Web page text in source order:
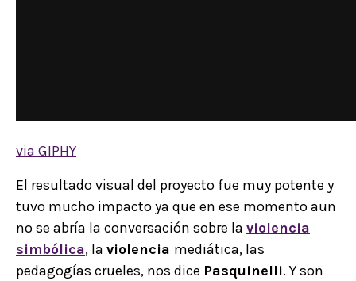
via GIPHY
El resultado visual del proyecto fue muy potente y
tuvo mucho impacto ya que en ese momento aun
no se abría la conversación sobre la violencia
simbólica, la violencia mediática, las
pedagogías crueles, nos dice Pasquinelli. Y son